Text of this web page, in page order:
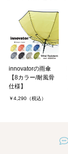
innovatorの雨傘
【8カラー/耐風骨
仕様】
￥4,290（税込）